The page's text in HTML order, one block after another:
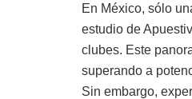
En México, sólo
estudio de
clubes. Este
superando a
Sin embargo,